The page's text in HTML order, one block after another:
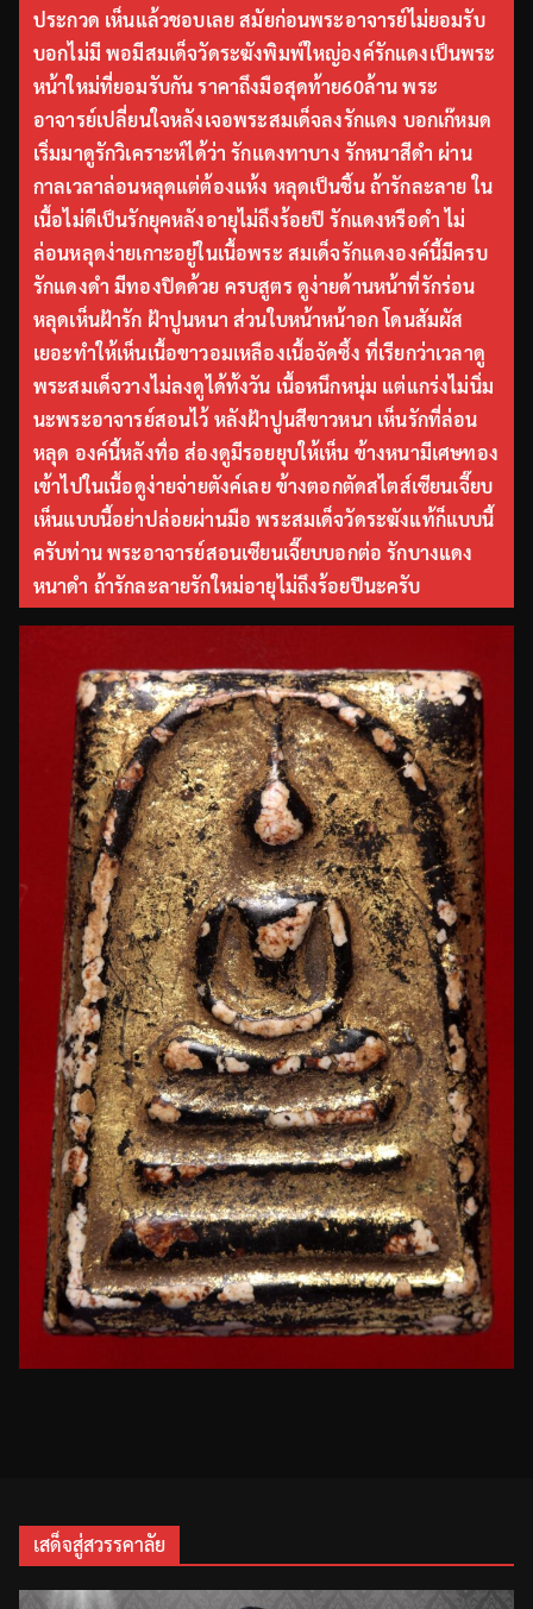
ประกวด เห็นแล้วชอบเลย สมัยก่อนพระอาจารย์ไม่ยอมรับ
บอกไม่มี พอมีสมเด็จวัดระฆังพิมพ์ใหญ่องค์รักแดงเป็นพระ
หน้าใหม่ที่ยอมรับกัน ราคาถึงมือสุดท้าย60ล้าน พระ
อาจารย์เปลี่ยนใจหลังเจอพระสมเด็จลงรักแดง บอกเก๊หมด
เริ่มมาดูรักวิเคราะห์ได้ว่า รักแดงทาบาง รักหนาสีดำ ผ่าน
กาลเวลาล่อนหลุดแต่ต้องแห้ง หลุดเป็นชิ้น ถ้ารักละลาย ใน
เนื้อไม่ดีเป็นรักยุคหลังอายุไม่ถึงร้อยปี รักแดงหรือดำ ไม่
ล่อนหลุดง่ายเกาะอยู่ในเนื้อพระ สมเด็จรักแดงองค์นี้มีครบ
รักแดงดำ มีทองปิดด้วย ครบสูตร ดูง่ายด้านหน้าที่รักร่อน
หลุดเห็นฝ้ารัก ฝ้าปูนหนา ส่วนใบหน้าหน้าอก โดนสัมผัส
เยอะทำให้เห็นเนื้อขาวอมเหลืองเนื้อจัดซึ้ง ที่เรียกว่าเวลาดู
พระสมเด็จวางไม่ลงดูได้ทั้งวัน เนื้อหนึกหนุ่ม แต่แกร่งไม่นิ่ม
นะพระอาจารย์สอนไว้ หลังฝ้าปูนสีขาวหนา เห็นรักที่ล่อน
หลุด องค์นี้หลังทื่อ ส่องดูมีรอยยุบให้เห็น ข้างหนามีเศษทอง
เข้าไปในเนื้อดูง่ายจ่ายตังค์เลย ข้างตอกตัดสไตส์เซียนเจี๊ยบ
เห็นแบบนี้อย่าปล่อยผ่านมือ พระสมเด็จวัดระฆังแท้ก็แบบนี้
ครับท่าน พระอาจารย์สอนเซียนเจี๊ยบบอกต่อ รักบางแดง
หนาดำ ถ้ารักละลายรักใหม่อายุไม่ถึงร้อยปีนะครับ
เสด็จสู่สวรรคาลัย